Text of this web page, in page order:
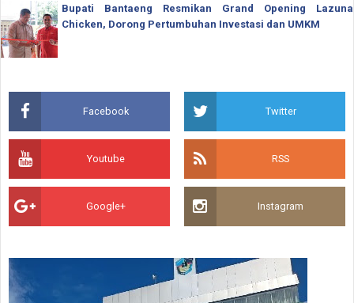
Bupati Bantaeng Resmikan Grand Opening Lazuna
Chicken, Dorong Pertumbuhan Investasi dan UMKM
Facebook Twitter
Youtube RSS
Google+ Instagram